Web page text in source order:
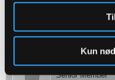
Kun
nøj en skuffelse
Kielberg
Senior Member